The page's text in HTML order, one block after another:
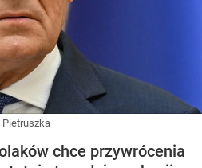
Pietruszka
chce przywrócenia